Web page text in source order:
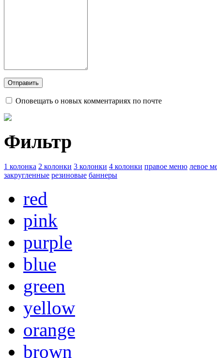
Оповещать о новых комментариях по почте
Фильтр
1 колонка 2 колонки 3 колонки 4 колонки правое меню левое
закругленные резиновые баннеры
red
pink
purple
blue
green
yellow
orange
brown